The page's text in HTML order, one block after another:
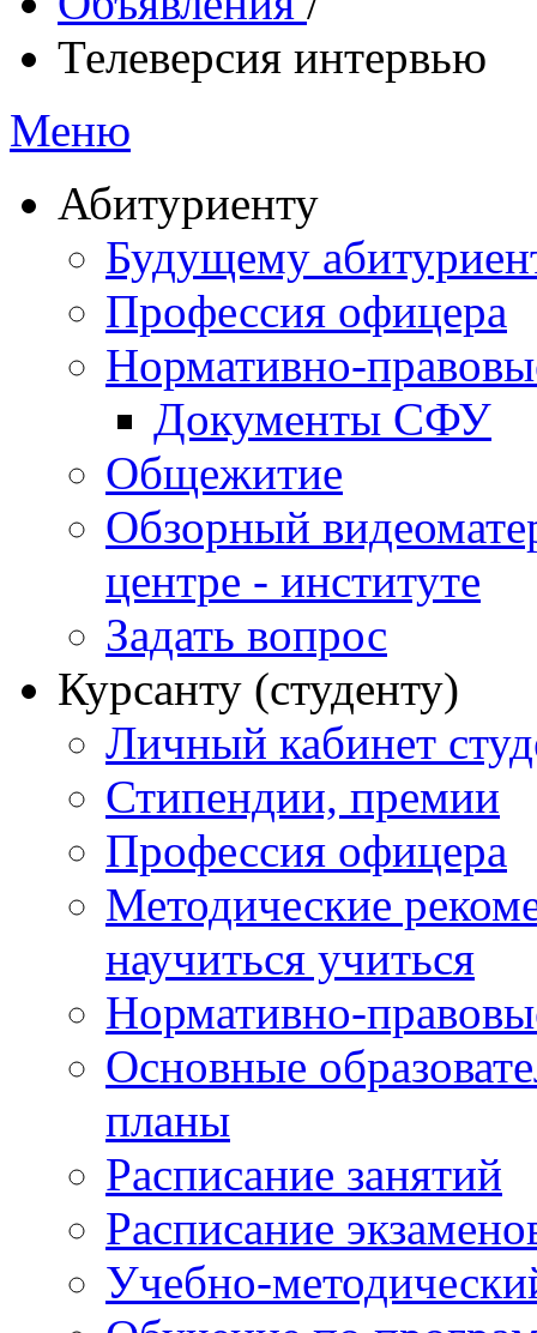
Телеверсия интервью
Меню
Абитуриенту
Будущему
Профессия офицера
Нормативно-
Документы СФУ
Общежитие
Обзорный
центре - институте
Задать вопрос
Курсанту (студенту)
Личный кабинет
Стипендии, премии
Профессия офицера
Методические
научиться учиться
Нормативно-
Основные
планы
Расписание занятий
Расписание
Учебно-